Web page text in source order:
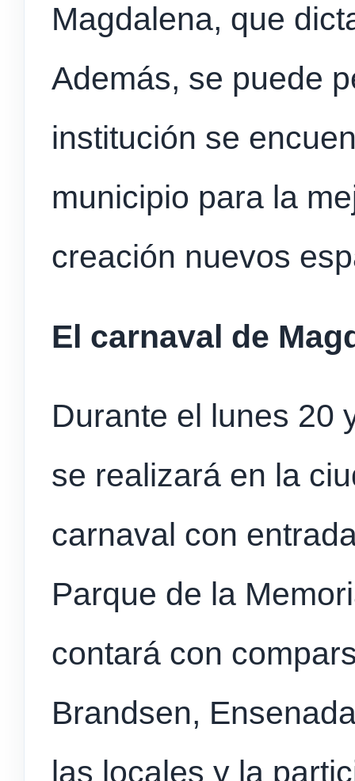
Magdalena, que
Además, se puede
institución se
municipio para la
creación nuevos
El carnaval de
Durante el lunes 20
se realizará en la
carnaval con
Parque de la
contará con
Brandsen,
las locales y la